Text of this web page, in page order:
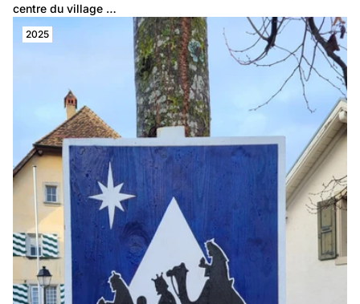
centre du village …
2025